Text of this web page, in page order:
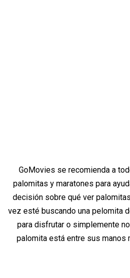
GoMovies se recomienda a
palomitas y maratones para
decisión sobre qué ver
vez esté buscando una pelomita
para disfrutar o simplemente
palomita está entre sus manos